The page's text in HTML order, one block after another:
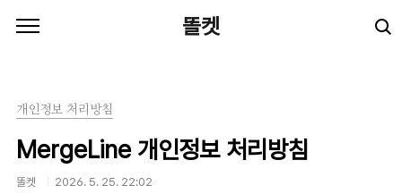
똘켓
개인정보 처리방침
MergeLine 개인정보 처리방침
똘켓 2026. 5. 25. 22:02